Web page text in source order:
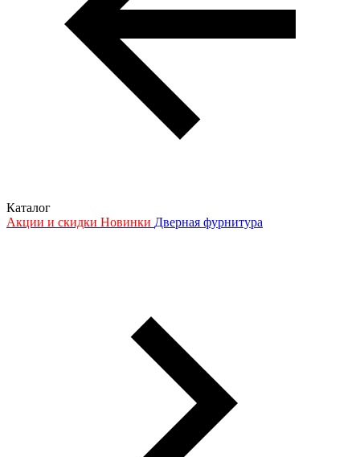
Каталог
Акции и скидки Новинки Дверная фурнитура